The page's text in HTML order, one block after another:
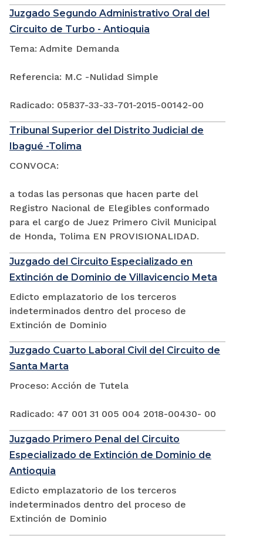
Juzgado Segundo Administrativo Oral del
Circuito de Turbo - Antioquia
Tema: Admite Demanda
Referencia: M.C -Nulidad Simple
Radicado: 05837-33-33-701-2015-00142-00
Tribunal Superior del Distrito Judicial de
Ibagué -Tolima
CONVOCA:
a todas las personas que hacen parte del
Registro Nacional de Elegibles conformado
para el cargo de Juez Primero Civil Municipal
de Honda, Tolima EN PROVISIONALIDAD.
Juzgado del Circuito Especializado en
Extinción de Dominio de Villavicencio Meta
Edicto emplazatorio de los terceros
indeterminados dentro del proceso de
Extinción de Dominio
Juzgado Cuarto Laboral Civil del Circuito de
Santa Marta
Proceso: Acción de Tutela
Radicado: 47 001 31 005 004 2018-00430- 00
Juzgado Primero Penal del Circuito
Especializado de Extinción de Dominio de
Antioquia
Edicto emplazatorio de los terceros
indeterminados dentro del proceso de
Extinción de Dominio